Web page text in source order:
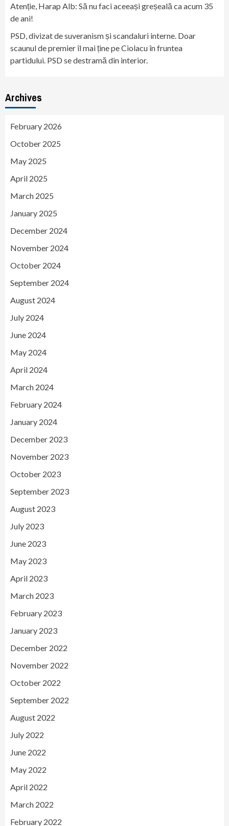
Atenție, Harap Alb: Să nu faci aceeași greșeală ca acum 35
de ani!
PSD, divizat de suveranism și scandaluri interne. Doar
scaunul de premier îl mai ține pe Ciolacu în fruntea
partidului. PSD se destramă din interior.
Archives
February 2026
October 2025
May 2025
April 2025
March 2025
January 2025
December 2024
November 2024
October 2024
September 2024
August 2024
July 2024
June 2024
May 2024
April 2024
March 2024
February 2024
January 2024
December 2023
November 2023
October 2023
September 2023
August 2023
July 2023
June 2023
May 2023
April 2023
March 2023
February 2023
January 2023
December 2022
November 2022
October 2022
September 2022
August 2022
July 2022
June 2022
May 2022
April 2022
March 2022
February 2022